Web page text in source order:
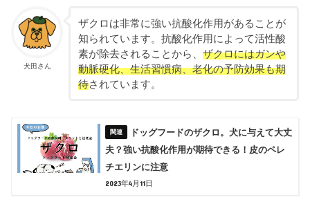
犬田さん
ザクロは非常に強い抗酸化作用があることが
知られています。抗酸化作用によって活性酸
素が除去されることから、 ザクロにはガンや
動脈硬化、生活習慣病、老化の予防効果も期
待されています。
ドッグフードのザクロ。犬に与えて大丈
夫？強い抗酸化作用が期待できる！皮のペレ
チエリンに注意
2023年4月11日